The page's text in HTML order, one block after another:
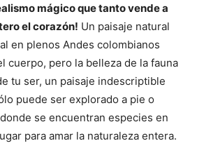
mágico que tanto vende a
el corazón! Un paisaje natural
en plenos Andes colombianos
cuerpo, pero la belleza de la fauna
tu ser, un paisaje indescriptible
puede ser explorado a pie o
se encuentran especies en
para amar la naturaleza entera.